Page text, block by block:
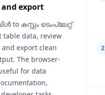
export
to കസ്റ്റം ടെംപ്ലേറ്റ്
table data, review
export clean
The browser-
for data
2